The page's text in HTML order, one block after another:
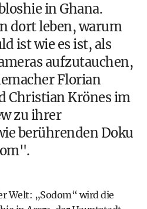
in Ghana.
dort leben, warum
ist wie es ist, als
aufzutauchen,
Florian
Christian Krönes im
zu ihrer
berührenden Doku
Welt: „Sodom“ wird die